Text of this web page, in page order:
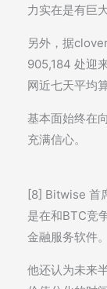
力实在是有巨
另外，据
905,184 处迎
网近七天平均
基本面始终在
充满信心。
[8] Bitwise 首
是在和BTC竞
金融服务软件。
他还认为未来